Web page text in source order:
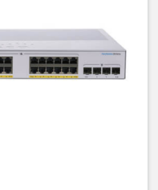
hình giữa các thiết bị cùng
tính nhất quán của mạng.